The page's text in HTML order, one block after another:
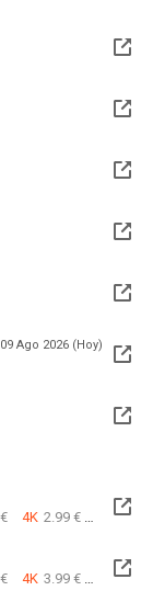
8 meses)
Ago 2026 (Hoy)
8 meses)
4K 2.99 €
4K 3.99 €